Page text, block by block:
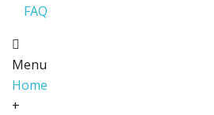
FAQ
Menu
Home
+